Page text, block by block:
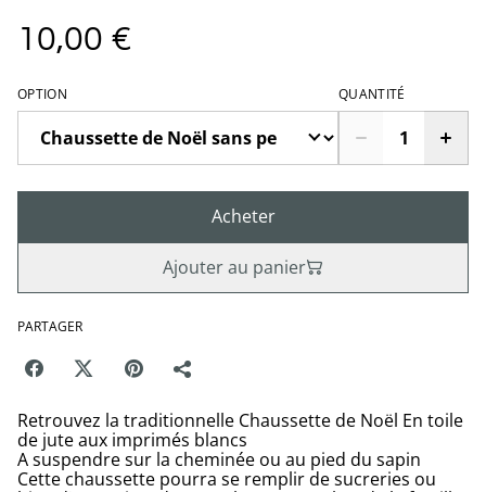
10,00 €
OPTION QUANTITÉ
Acheter
Ajouter au panier
PARTAGER
Retrouvez la traditionnelle Chaussette de Noël En toile
de jute aux imprimés blancs
A suspendre sur la cheminée ou au pied du sapin
Cette chaussette pourra se remplir de sucreries ou